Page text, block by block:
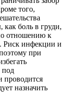
того,
как боль в груди,
отношению к
Риск инфекции и
при
под
проводится
назначить